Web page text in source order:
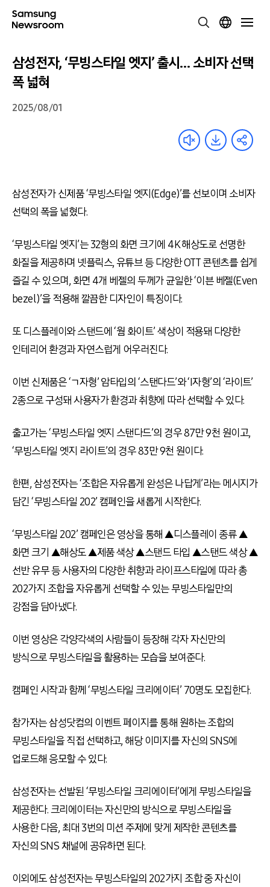
삼성전자, ‘무빙스타일 엣지’ 출시… 소비자 선택
폭 넓혀
2025/08/01
삼성전자가 신제품 ‘무빙스타일 엣지(Edge)’를 선보이며 소비자
선택의 폭을 넓혔다.
‘무빙스타일 엣지’는 32형의 화면 크기에 4K 해상도로 선명한
화질을 제공하며 넷플릭스, 유튜브 등 다양한 OTT 콘텐츠를 쉽게
즐길 수 있으며, 화면 4개 베젤의 두께가 균일한 ‘이븐 베젤(Even
bezel)’을 적용해 깔끔한 디자인이 특징이다.
또 디스플레이와 스탠드에 ‘웜 화이트’ 색상이 적용돼 다양한
인테리어 환경과 자연스럽게 어우러진다.
이번 신제품은 ‘ㄱ자형’ 암타입의 ‘스탠다드’와 ‘I자형’의 ‘라이트’
2종으로 구성돼 사용자가 환경과 취향에 따라 선택할 수 있다.
출고가는 ‘무빙스타일 엣지 스탠다드’의 경우 87만 9천 원이고,
‘무빙스타일 엣지 라이트’의 경우 83만 9천 원이다.
한편, 삼성전자는 ‘조합은 자유롭게 완성은 나답게’라는 메시지가
담긴 ‘무빙스타일 202’ 캠페인을 새롭게 시작한다.
‘무빙스타일 202’ 캠페인은 영상을 통해 ▲디스플레이 종류 ▲
화면 크기 ▲해상도 ▲제품 색상 ▲스탠드 타입 ▲스탠드 색상 ▲
선반 유무 등 사용자의 다양한 취향과 라이프스타일에 따라 총
202가지 조합을 자유롭게 선택할 수 있는 무빙스타일만의
강점을 담아냈다.
이번 영상은 각양각색의 사람들이 등장해 각자 자신만의
방식으로 무빙스타일을 활용하는 모습을 보여준다.
캠페인 시작과 함께 ‘무빙스타일 크리에이터’ 70명도 모집한다.
참가자는 삼성닷컴의 이벤트 페이지를 통해 원하는 조합의
무빙스타일을 직접 선택하고, 해당 이미지를 자신의 SNS에
업로드해 응모할 수 있다.
삼성전자는 선발된 ‘무빙스타일 크리에이터’에게 무빙스타일을
제공한다. 크리에이터는 자신만의 방식으로 무빙스타일을
사용한 다음, 최대 3번의 미션 주제에 맞게 제작한 콘텐츠를
자신의 SNS 채널에 공유하면 된다.
이외에도 삼성전자는 무빙스타일의 202가지 조합 중 자신이